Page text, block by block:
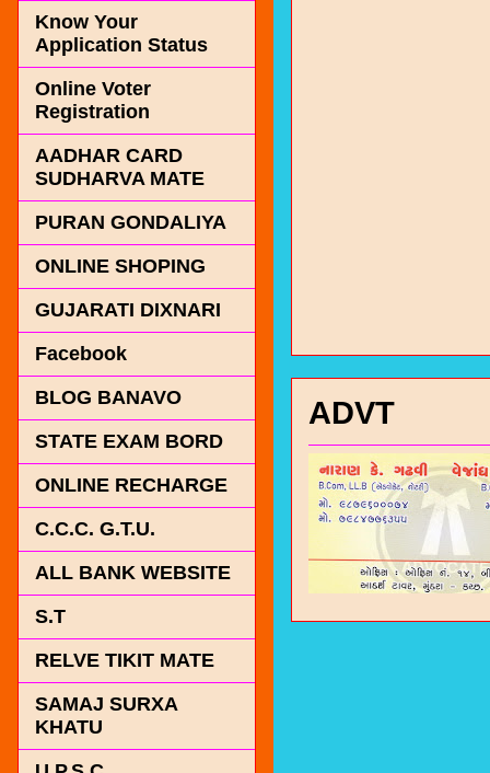
ADVT
Know Your
Application Status
Online Voter
Registration
AADHAR CARD
SUDHARVA MATE
PURAN GONDALIYA
ONLINE SHOPING
GUJARATI DIXNARI
Facebook
BLOG BANAVO
STATE EXAM BORD
ONLINE RECHARGE
C.C.C. G.T.U.
ALL BANK WEBSITE
S.T
RELVE TIKIT MATE
SAMAJ SURXA
KHATU